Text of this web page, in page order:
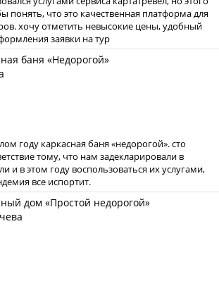
понять, что это качественная платформа для
хочу отметить невысокие цены, удобный
заявки на тур
году каркасная баня «недорогой». сто
тому, что нам задекларировали в
и в этом году воспользоваться их услугами,
все испортит.